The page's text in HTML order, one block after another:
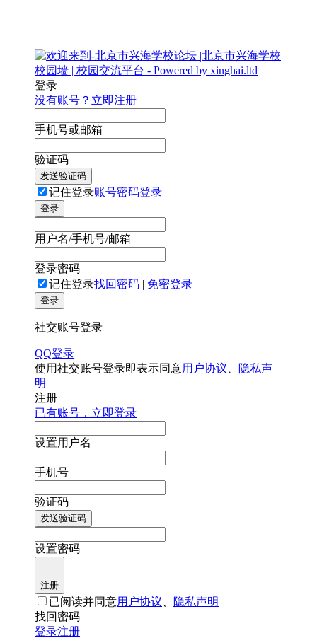
登录
没有账号？立即注册
手机号或邮箱
验证码
发送验证码
记住登录账号密码登录
登录
用户名/手机号/邮箱
登录密码
记住登录找回密码 | 免密登录
登录
社交账号登录
QQ登录
使用社交账号登录即表示同意用户协议
隐私声
明
注册
已有账号，立即登录
设置用户名
手机号
验证码
发送验证码
设置密码
注册
已阅读并同意用户协议
隐私声明
找回密码
登录注册